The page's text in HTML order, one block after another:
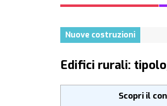
Nuove costruzioni
Edifici rurali:
Scopri il